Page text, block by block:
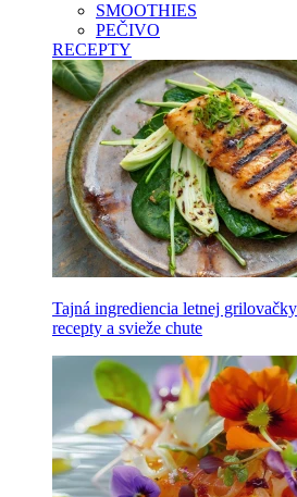
SMOOTHIES
PEČIVO
RECEPTY
Tajná ingrediencia letnej
recepty a svieže chute